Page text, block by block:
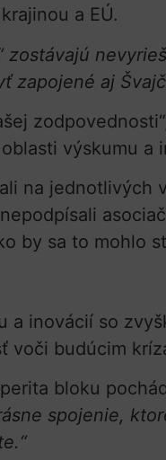
a EÚ.
zapojené aj
výskumu a
na jednotlivých
by sa to mohlo
a inovácií so
voči budúcim
bloku
spojenie,